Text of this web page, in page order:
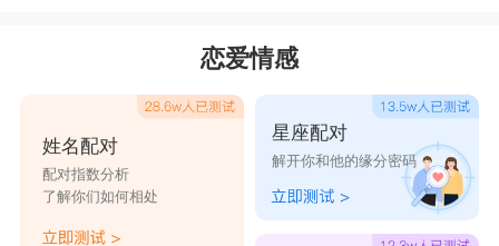
金龙玉虎，象征着贵族富有、庇佑平安。
见龙在田，形容平凡之人眼光如炬，有发现奇才之
能。
龙蛇混杂，形容人心不纯、价值观扭曲。
恋爱情感
姓名配对
配对指数分析
了解你们如何相处
星座配对
解开你和他的缘分密码